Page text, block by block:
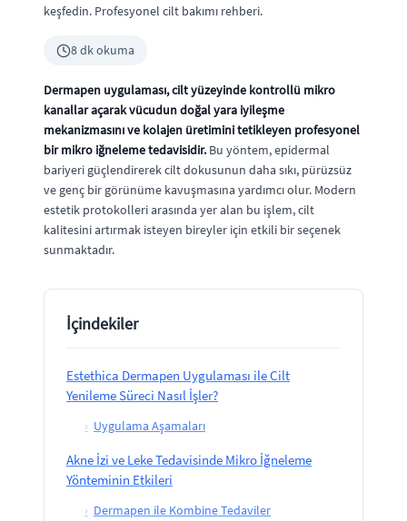
keşfedin. Profesyonel cilt bakımı rehberi.
8 dk okuma
Dermapen uygulaması, cilt yüzeyinde kontrollü mikro
kanallar açarak vücudun doğal yara iyileşme
mekanizmasını ve kolajen üretimini tetikleyen profesyonel
bir mikro iğneleme tedavisidir. Bu yöntem, epidermal
bariyeri güçlendirerek cilt dokusunun daha sıkı, pürüzsüz
ve genç bir görünüme kavuşmasına yardımcı olur. Modern
estetik protokolleri arasında yer alan bu işlem, cilt
kalitesini artırmak isteyen bireyler için etkili bir seçenek
sunmaktadır.
İçindekiler
Estethica Dermapen Uygulaması ile Cilt
Yenileme Süreci Nasıl İşler?
› Uygulama Aşamaları
Akne İzi ve Leke Tedavisinde Mikro İğneleme
Yönteminin Etkileri
› Dermapen ile Kombine Tedaviler